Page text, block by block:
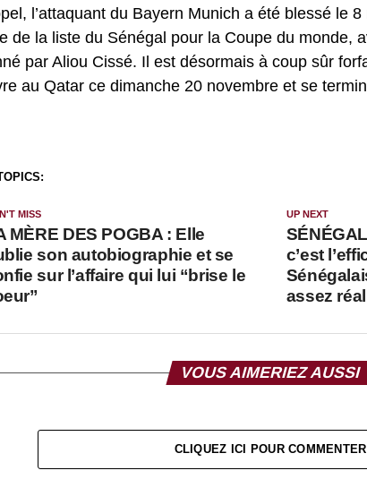
l’attaquant du Bayern Munich a été blessé le
de la liste du Sénégal pour la Coupe du monde,
par Aliou Cissé. Il est désormais à coup sûr
au Qatar ce dimanche 20 novembre et se
UP NEXT
c’est
assez
MISS
MÈRE DES POGBA : Elle
son autobiographie et se
sur l’affaire qui lui “brise le
VOUS AIMERIEZ AUSSI
CLIQUEZ ICI POUR COMMENTER